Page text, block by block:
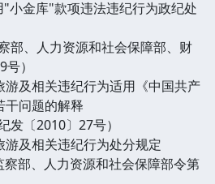
小金库"款项违法违纪行为政纪处
部、人力资源和社会保障部、财
）
游及相关违纪行为适用《中国共产
干问题的解释
发〔2010〕27号）
游及相关违纪行为处分规定
察部、人力资源和社会保障部令第